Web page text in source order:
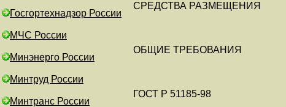
Госгортехнадзор России
МЧС России
Минэнерго России
Минтруд России
Минтранс России
СРЕДСТВА РАЗМЕЩЕНИЯ
ОБЩИЕ ТРЕБОВАНИЯ
ГОСТ Р 51185-98